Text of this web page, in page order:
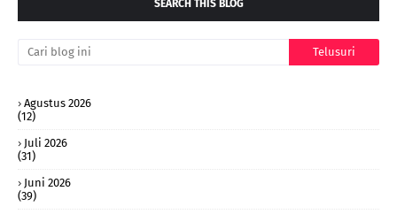
SEARCH THIS BLOG
Agustus 2026
(12)
Juli 2026
(31)
Juni 2026
(39)